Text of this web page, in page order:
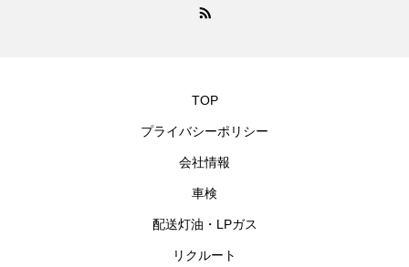
TOP
プライバシーポリシー
会社情報
車検
配送灯油・LPガス
リクルート